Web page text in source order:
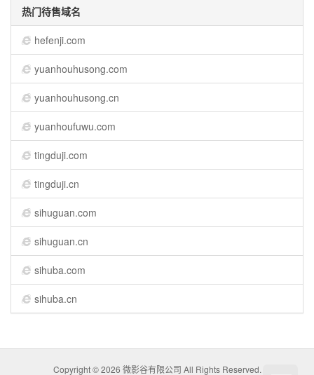
热门待售域名
hefenji.com
yuanhouhusong.com
yuanhouhusong.cn
yuanhoufuwu.com
tingduji.com
tingduji.cn
sihuguan.com
sihuguan.cn
sihuba.com
sihuba.cn
Copyright © 2026 微影谷有限公司 All Rights Reserved.